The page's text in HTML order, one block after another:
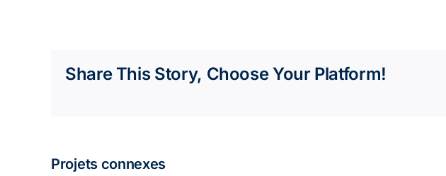
Share This Story, Choose Your Platform!
Projets connexes